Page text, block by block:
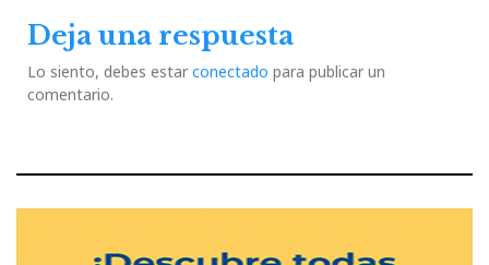
Deja una respuesta
Lo siento, debes estar conectado para publicar un
comentario.